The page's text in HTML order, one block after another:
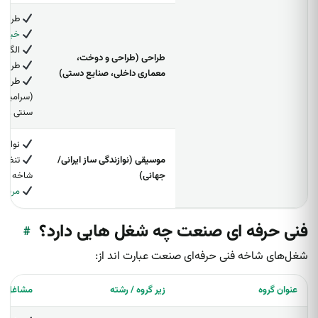
طراحی (طراحی و دوخت،
معماری داخلی، صنایع دستی)
خیاط
طراح
سنتی
موسیقی (نوازندگی ساز ایرانی/
جهانی)
شاخه
فنی حرفه ای صنعت چه شغل هایی دارد؟ #
شغل‌های شاخه فنی حرفه‌ای صنعت عبارت اند از:
عنوان گروه زیر گروه / رشته مشاغل